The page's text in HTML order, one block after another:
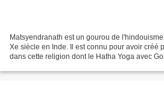
Matsyendranath est un gourou de
Xe siècle en Inde. Il est connu pour avoir créé
dans cette religion dont le Hatha Yoga avec